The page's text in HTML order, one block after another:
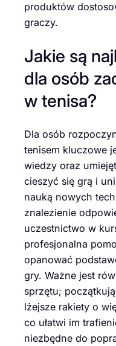
produktów
graczy.
Jakie są
dla osób
w tenisa?
Dla osób
tenisem kluczowe
wiedzy oraz
cieszyć się grą i
nauką nowych
znalezienie
uczestnictwo w
profesjonalna
opanować
gry. Ważne jest
sprzętu;
lżejsze rakiety o
co ułatwi im
niezbędne do